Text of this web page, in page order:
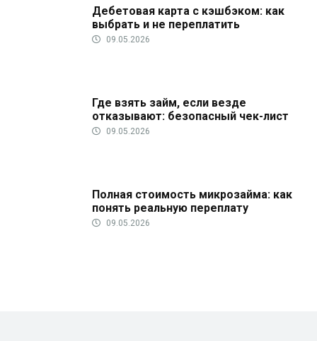
Дебетовая карта с кэшбэком: как
выбрать и не переплатить
09.05.2026
Где взять займ, если везде
отказывают: безопасный чек-лист
09.05.2026
Полная стоимость микрозайма: как
понять реальную переплату
09.05.2026